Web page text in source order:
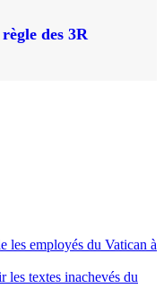
des 3R
les employés du Vatican à
textes inachevés du